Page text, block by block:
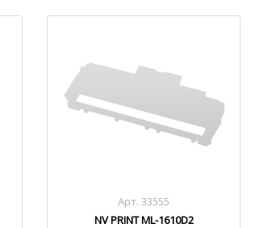
Арт. 33555
NV PRINT ML-1610D2